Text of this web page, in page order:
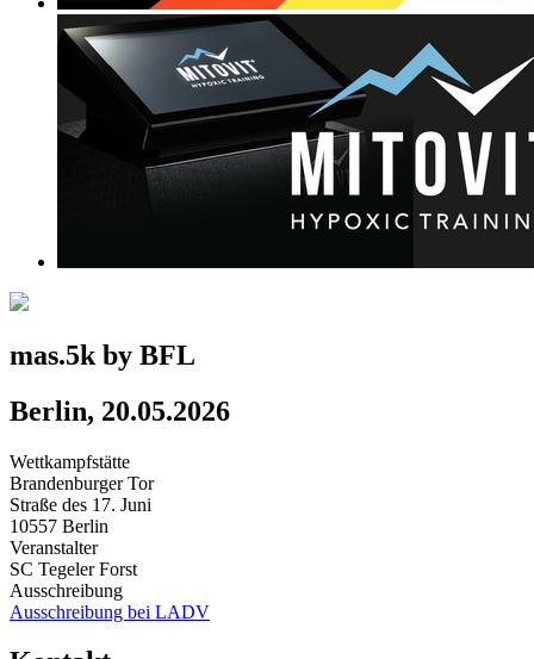
mas.5k by BFL
Berlin, 20.05.2026
Wettkampfstätte
Brandenburger Tor
Straße des 17. Juni
10557 Berlin
Veranstalter
SC Tegeler Forst
Ausschreibung
Ausschreibung bei LADV